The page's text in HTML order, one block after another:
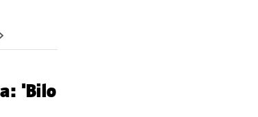
'Bilo